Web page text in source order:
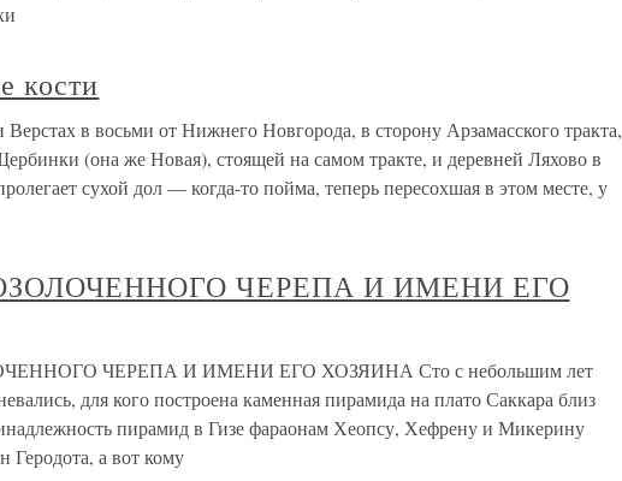
кости
в восьми от Нижнего Новгорода, в сторону Арзамасского тракта,
(она же Новая), стоящей на самом тракте, и деревней Ляхово в
сухой дол — когда-то пойма, теперь пересохшая в этом месте, у
ЧЕРЕПА И ИМЕНИ ЕГО
ЧЕРЕПА И ИМЕНИ ЕГО ХОЗЯИНА Сто с небольшим лет
для кого построена каменная пирамида на плато Саккара близ
пирамид в Гизе фараонам Хеопсу, Хефрену и Микерину
Геродота, а вот кому